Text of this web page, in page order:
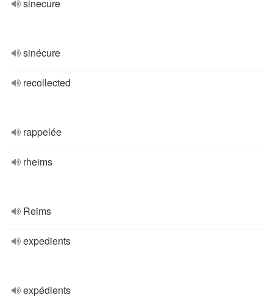
sinecure
sinécure
recollected
rappelée
rheims
Reims
expedients
expédients